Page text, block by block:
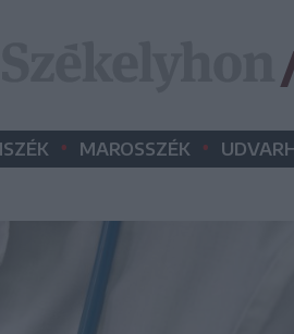
• MAROSSZÉK •